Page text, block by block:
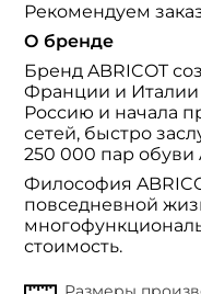
Рекомендуем
О бренде
Бренд ABRICOT
Франции и Италии
Россию и начала
сетей, быстро
250 000 пар обуви
Философия
повседневной
стоимость.